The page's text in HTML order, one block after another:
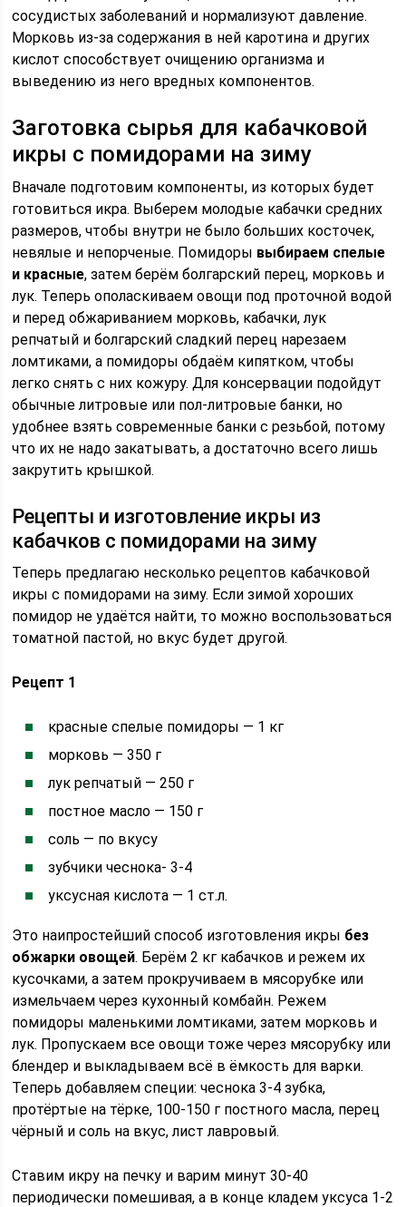
сосудистых заболеваний и нормализуют давление.
Морковь из-за содержания в ней каротина и других
кислот способствует очищению организма и
выведению из него вредных компонентов.
Заготовка сырья для кабачковой
икры с помидорами на зиму
Вначале подготовим компоненты, из которых будет
готовиться икра. Выберем молодые кабачки средних
размеров, чтобы внутри не было больших косточек,
невялые и непорченые. Помидоры выбираем спелые
и красные, затем берём болгарский перец, морковь и
лук. Теперь ополаскиваем овощи под проточной водой
и перед обжариванием морковь, кабачки, лук
репчатый и болгарский сладкий перец нарезаем
ломтиками, а помидоры обдаём кипятком, чтобы
легко снять с них кожуру. Для консервации подойдут
обычные литровые или пол-литровые банки, но
удобнее взять современные банки с резьбой, потому
что их не надо закатывать, а достаточно всего лишь
закрутить крышкой.
Рецепты и изготовление икры из
кабачков с помидорами на зиму
Теперь предлагаю несколько рецептов кабачковой
икры с помидорами на зиму. Если зимой хороших
помидор не удаётся найти, то можно воспользоваться
томатной пастой, но вкус будет другой.
Рецепт 1
красные спелые помидоры — 1 кг
морковь — 350 г
лук репчатый — 250 г
постное масло — 150 г
соль — по вкусу
зубчики чеснока- 3-4
уксусная кислота — 1 ст.л.
Это наипростейший способ изготовления икры без
обжарки овощей. Берём 2 кг кабачков и режем их
кусочками, а затем прокручиваем в мясорубке или
измельчаем через кухонный комбайн. Режем
помидоры маленькими ломтиками, затем морковь и
лук. Пропускаем все овощи тоже через мясорубку или
блендер и выкладываем всё в ёмкость для варки.
Теперь добавляем специи: чеснока 3-4 зубка,
протёртые на тёрке, 100-150 г постного масла, перец
чёрный и соль на вкус, лист лавровый.
Ставим икру на печку и варим минут 30-40
периодически помешивая, а в конце кладем уксуса 1-2